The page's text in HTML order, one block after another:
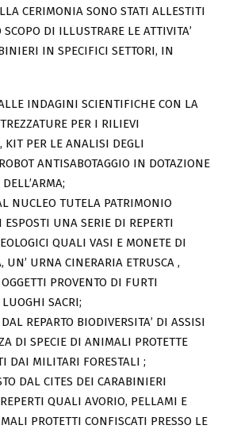
CERIMONIA SONO STATI ALLESTITI
DI ILLUSTRARE LE ATTIVITA’
IN SPECIFICI SETTORI, IN
INDAGINI SCIENTIFICHE CON LA
PER I RILIEVI
KIT PER LE ANALISI DEGLI
ANTISABOTAGGIO IN DOTAZIONE
NUCLEO TUTELA PATRIMONIO
ESPOSTI UNA SERIE DI REPERTI
QUALI VASI E MONETE DI
UN’ URNA CINERARIA ETRUSCA ,
PROVENTO DI FURTI
SACRI;
REPARTO BIODIVERSITA’ DI ASSISI
DI SPECIE DI ANIMALI PROTETTE
DAI MILITARI FORESTALI ;
DAL CITES DEI CARABINIERI
QUALI AVORIO, PELLAMI E
PROTETTI CONFISCATI PRESSO LE